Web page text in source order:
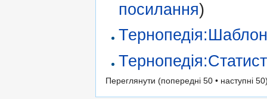
посилання)
Переглянути (попередні 50 • наступні